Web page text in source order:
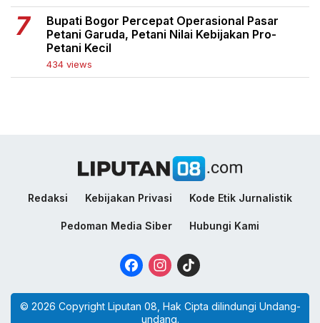
Bupati Bogor Percepat Operasional Pasar
Petani Garuda, Petani Nilai Kebijakan Pro-
Petani Kecil
434 views
Redaksi Kebijakan Privasi Kode Etik Jurnalistik
Pedoman Media Siber Hubungi Kami
FacebookInstagram
© 2026 Copyright Liputan 08, Hak Cipta dilindungi Undang-
undang.